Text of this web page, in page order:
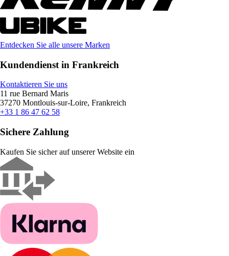
Entdecken Sie alle unsere Marken
Kundendienst in Frankreich
Kontaktieren Sie uns
11 rue Bernard Maris
37270 Montlouis-sur-Loire, Frankreich
+33 1 86 47 62 58
Sichere Zahlung
Kaufen Sie sicher auf unserer Website ein